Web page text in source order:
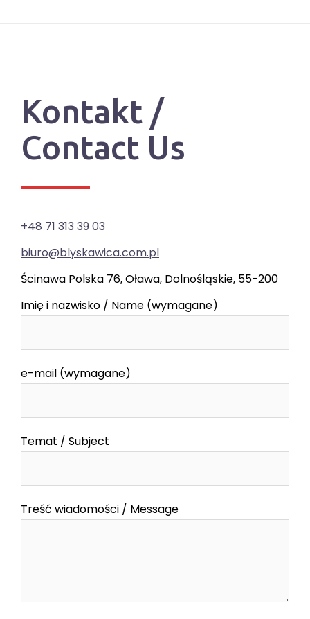
Kontakt /
Contact Us
+48 71 313 39 03
biuro@blyskawica.com.pl
Ścinawa Polska 76, Oława, Dolnośląskie, 55-200
Imię i nazwisko / Name (wymagane)
e-mail (wymagane)
Temat / Subject
Treść wiadomości / Message